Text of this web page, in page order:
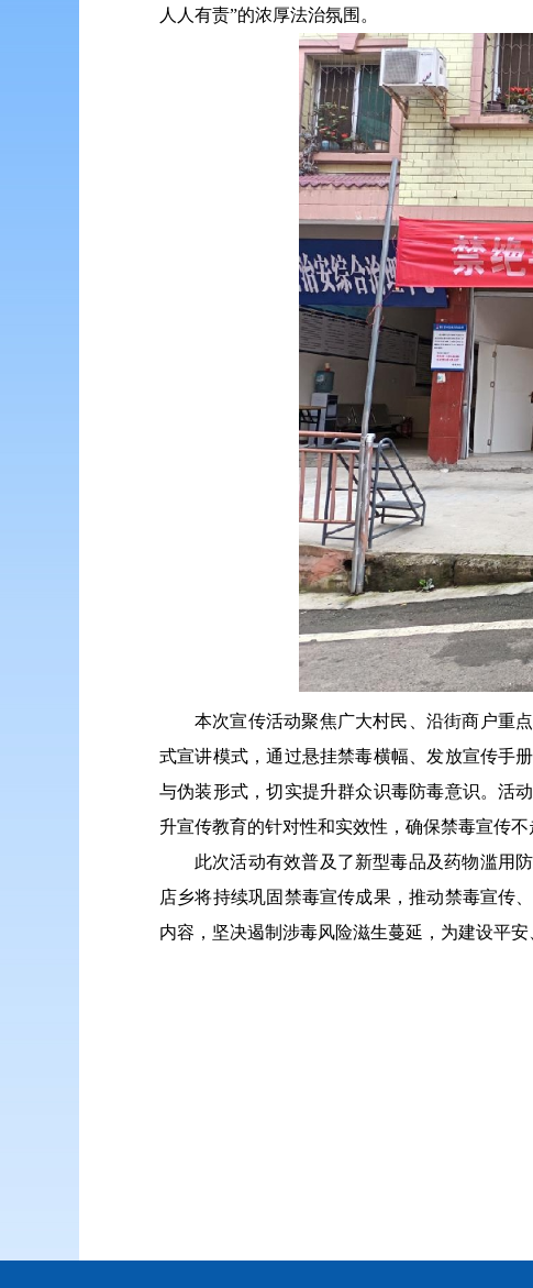
人人有责”的浓厚法治氛围。
本次宣传活动聚焦广大村民、沿街商户重
式宣讲模式，通过悬挂禁毒横幅、发放宣传手
与伪装形式，切实提升群众识毒防毒意识。活
升宣传教育的针对性和实效性，确保禁毒宣传不
此次活动有效普及了新型毒品及药物滥用
店乡将持续巩固禁毒宣传成果，推动禁毒宣传
内容，坚决遏制涉毒风险滋生蔓延，为建设平